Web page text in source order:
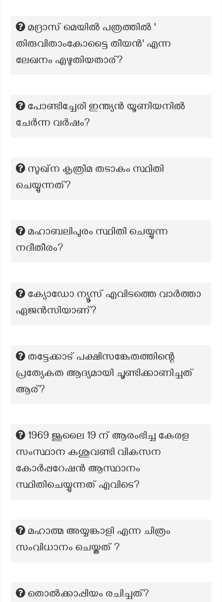
മദ്രാസ് മെയിൽ പത്രത്തിൽ '
തിരുവിതാംകോട്ടൈ തീയൻ' എന്ന
ലേഖനം എഴുതിയതാര്?
പോണ്ടിച്ചേരി ഇന്ത്യൻ യൂണിയനിൽ
ചേർന്ന വർഷം?
സുഖ്ന കൃത്രിമ തടാകം സ്ഥിതി
ചെയ്യുന്നത്?
മഹാബലിപുരം സ്ഥിതി ചെയ്യുന്ന
നദീതീരം?
ക്യോഡോ ന്യൂസ് എവിടത്തെ വാർത്താ
ഏജൻസിയാണ്?
തട്ടേക്കാട് പക്ഷിസങ്കേതത്തിന്റെ
പ്രത്യേകത ആദ്യമായി ചൂണ്ടിക്കാണിച്ചത്
ആര്?
1969 ജൂലൈ 19 ന് ആരംഭിച്ച കേരള
സംസ്ഥാന കശുവണ്ടി വികസന
കോർപ്പറേഷൻ ആസ്ഥാനം
സ്ഥിതിചെയ്യുന്നത് എവിടെ?
മഹാത്മ അയ്യങ്കാളി എന്ന ചിത്രം
സംവിധാനം ചെയ്തത് ?
തൊൽക്കാപ്പിയം രചിച്ചത്?